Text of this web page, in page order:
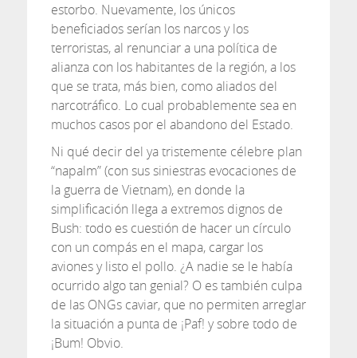
estorbo. Nuevamente, los únicos
beneficiados serían los narcos y los
terroristas, al renunciar a una política de
alianza con los habitantes de la región, a los
que se trata, más bien, como aliados del
narcotráfico. Lo cual probablemente sea en
muchos casos por el abandono del Estado.
Ni qué decir del ya tristemente célebre plan
“napalm” (con sus siniestras evocaciones de
la guerra de Vietnam), en donde la
simplificación llega a extremos dignos de
Bush: todo es cuestión de hacer un círculo
con un compás en el mapa, cargar los
aviones y listo el pollo. ¿A nadie se le había
ocurrido algo tan genial? O es también culpa
de las ONGs caviar, que no permiten arreglar
la situación a punta de ¡Paf! y sobre todo de
¡Bum! Obvio.